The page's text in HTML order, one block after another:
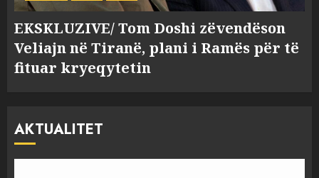
EKSKLUZIVE/ Tom Doshi zëvendëson
Veliajn në Tiranë, plani i Ramës për të
fituar kryeqytetin
AKTUALITET